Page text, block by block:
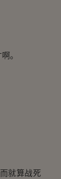
。
就算战死